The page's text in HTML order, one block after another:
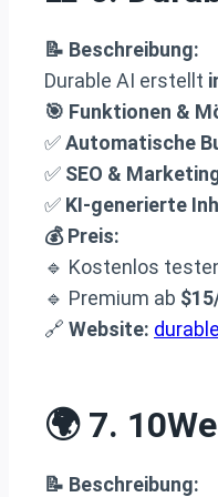
📝 Beschreibung:
Durable AI erstellt
🎯 Funktionen &
✅Automatische
✅ SEO &
✅ KI-generierte
💰 Preis:
🔹 Kostenlos
🔹 Premium ab
🔗 Website:
🌍 7.
📝 Beschreibung: